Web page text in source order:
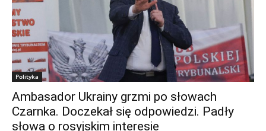
Polityka
Ambasador Ukrainy grzmi po słowach
Czarnka. Doczekał się odpowiedzi. Padły
słowa o rosyjskim interesie